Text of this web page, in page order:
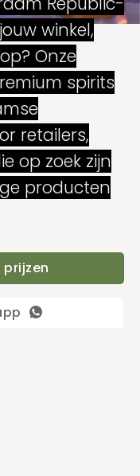
winkel,
Onze
spirits
retailers,
op zoek zijn
producten
prijzen